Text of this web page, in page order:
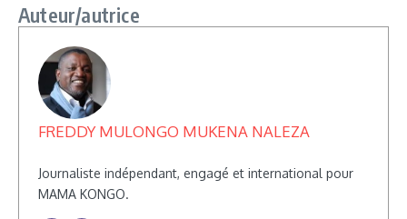
Auteur/autrice
FREDDY MULONGO MUKENA NALEZA
Journaliste indépendant, engagé et international pour
MAMA KONGO.